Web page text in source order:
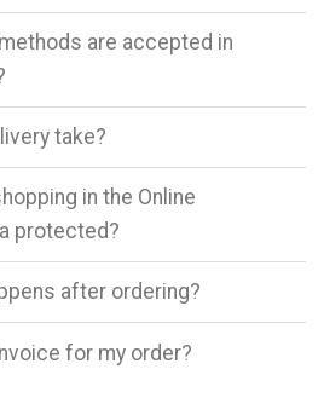
are accepted in
take?
in the Online
protected?
after ordering?
for my order?